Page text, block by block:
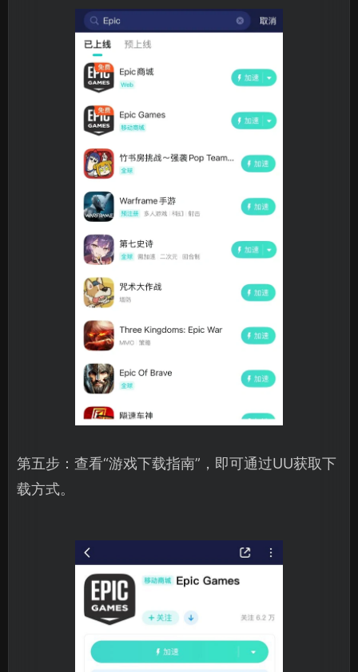
第五步：查看“游戏下载指南”，即可通过UU获取下
载方式。